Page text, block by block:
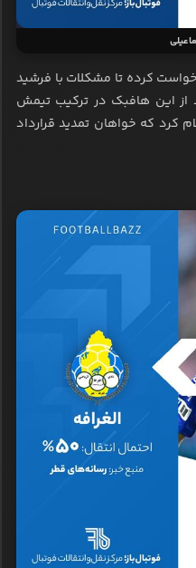
کرده تا مشکلات با فرشید
از این هافبک در ترکیب تیمش
کرد که خواهان تمدید قرارداد